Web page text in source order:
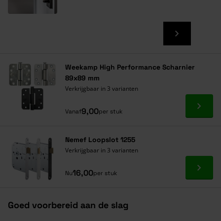
Weekamp High Performance Scharnier
89x89 mm
Verkrijgbaar in 3 varianten
Vanaf9,00per stuk Ga
Nemef Loopslot 1255
Verkrijgbaar in 3 varianten
Nu16,00per stuk Ga
Goed voorbereid aan de slag